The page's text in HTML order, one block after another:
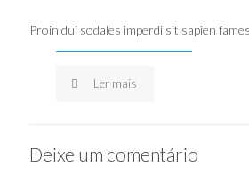
Proin dui sodales imperdi sit sapien
Ler mais
Deixe um comentário